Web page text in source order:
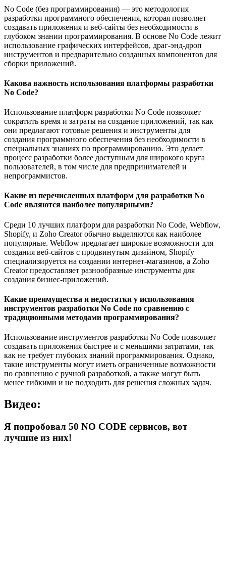
No Code (без программирования) — это методология
разработки программного обеспечения, которая позволяет
создавать приложения и веб-сайты без необходимости в
глубоком знании программирования. В основе No Code лежит
использование графических интерфейсов, драг-энд-дроп
инструментов и предварительно созданных компонентов для
сборки приложений.
Какова важность использования платформы разработки
No Code?
Использование платформ разработки No Code позволяет
сократить время и затраты на создание приложений, так как
они предлагают готовые решения и инструменты для
создания программного обеспечения без необходимости в
специальных знаниях по программированию. Это делает
процесс разработки более доступным для широкого круга
пользователей, в том числе для предпринимателей и
непрограммистов.
Какие из перечисленных платформ для разработки No
Code являются наиболее популярными?
Среди 10 лучших платформ для разработки No Code, Webflow,
Shopify, и Zoho Creator обычно выделяются как наиболее
популярные. Webflow предлагает широкие возможности для
создания веб-сайтов с продвинутым дизайном, Shopify
специализируется на создании интернет-магазинов, а Zoho
Creator предоставляет разнообразные инструменты для
создания бизнес-приложений.
Какие преимущества и недостатки у использования
инструментов разработки No Code по сравнению с
традиционными методами программирования?
Использование инструментов разработки No Code позволяет
создавать приложения быстрее и с меньшими затратами, так
как не требует глубоких знаний программирования. Однако,
такие инструменты могут иметь ограниченные возможности
по сравнению с ручной разработкой, а также могут быть
менее гибкими и не подходить для решения сложных задач.
Видео:
Я попробовал 50 NO CODE сервисов, вот
лучшие из них!